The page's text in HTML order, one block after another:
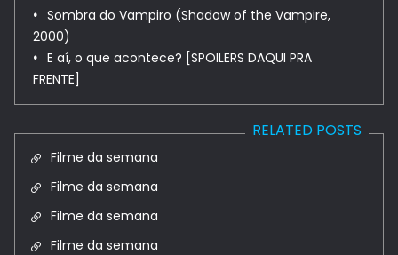
Sombra do Vampiro (Shadow of the Vampire,
2000)
E aí, o que acontece? [SPOILERS DAQUI PRA
FRENTE]
RELATED POSTS
Filme da semana
Filme da semana
Filme da semana
Filme da semana